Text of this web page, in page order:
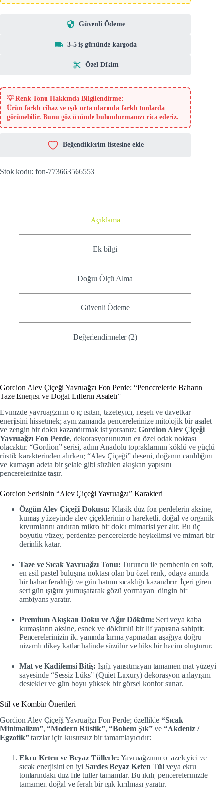
Güvenli Ödeme
3-5 iş gününde kargoda
Özel Dikim
💡 Renk Tonu Hakkında Bilgilendirme:
Ürün farklı cihaz ve ışık ortamlarında farklı tonlarda
görünebilir. Bunu göz önünde bulundurmanızı rica ederiz.
Beğendiklerim listesine ekle
Stok kodu: fon-773663566553
Açıklama
Ek bilgi
Doğru Ölçü Alma
Güvenli Ödeme
Değerlendirmeler (2)
Gordion Alev Çiçeği Yavruağzı Fon Perde: “Pencerelerde Baharın
Taze Enerjisi ve Doğal Liflerin Asaleti”
Evinizde yavruağzının o iç ısıtan, tazeleyici, neşeli ve davetkar
enerjisini hissetmek; aynı zamanda pencerelerinize mitolojik bir asalet
ve zengin bir doku kazandırmak istiyorsanız; Gordion Alev Çiçeği
Yavruağzı Fon Perde, dekorasyonunuzun en özel odak noktası
olacaktır. “Gordion” serisi, adını Anadolu topraklarının köklü ve güçlü
rüstik karakterinden alırken; “Alev Çiçeği” deseni, doğanın canlılığını
ve kumaşın adeta bir şelale gibi süzülen akışkan yapısını
pencerelerinize taşır.
Gordion Serisinin “Alev Çiçeği Yavruağzı” Karakteri
Özgün Alev Çiçeği Dokusu: Klasik düz fon perdelerin aksine,
kumaş yüzeyinde alev çiçeklerinin o hareketli, doğal ve organik
kıvrımlarını andıran mikro bir doku mimarisi yer alır. Bu üç
boyutlu yüzey, perdenize pencerelerde heykelimsi ve mimari bir
derinlik katar.
Taze ve Sıcak Yavruağzı Tonu: Turuncu ile pembenin en soft,
en asil pastel buluşma noktası olan bu özel renk, odaya anında
bir bahar ferahlığı ve gün batımı sıcaklığı kazandırır. İçeri giren
sert gün ışığını yumuşatarak gözü yormayan, dingin bir
ambiyans yaratır.
Premium Akışkan Doku ve Ağır Döküm: Sert veya kaba
kumaşların aksine, esnek ve dökümlü bir lif yapısına sahiptir.
Pencerelerinizin iki yanında kırma yapmadan aşağıya doğru
nizamlı dikey katlar halinde süzülür ve lüks bir hacim oluşturur.
Mat ve Kadifemsi Bitiş: Işığı yansıtmayan tamamen mat yüzeyi
sayesinde “Sessiz Lüks” (Quiet Luxury) dekorasyon anlayışını
destekler ve gün boyu yüksek bir görsel konfor sunar.
Stil ve Kombin Önerileri
Gordion Alev Çiçeği Yavruağzı Fon Perde; özellikle “Sıcak
Minimalizm”, “Modern Rüstik”, “Bohem Şık” ve “Akdeniz /
Egzotik” tarzlar için kusursuz bir tamamlayıcıdır:
Ekru Keten ve Beyaz Tüllerle: Yavruağzının o tazeleyici ve
sıcak enerjisini en iyi Sardes Beyaz Keten Tül veya ekru
tonlarındaki düz file tüller tamamlar. Bu ikili, pencerelerinizde
tamamen doğal ve ferah bir ışık kırılması yaratır.